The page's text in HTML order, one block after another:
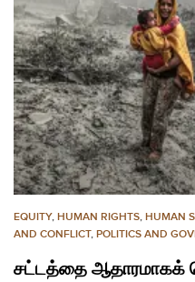
EQUITY, HUMAN RIGHTS, HUMAN
AND CONFLICT, POLITICS AND
சட்டத்தை